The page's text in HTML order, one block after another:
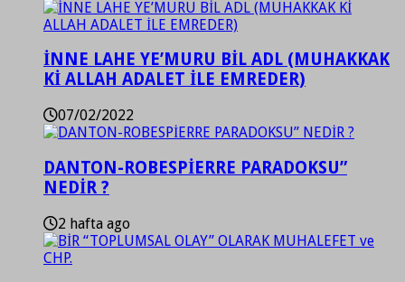
İNNE LAHE YE’MURU BİL ADL (MUHAKKAK
Kİ ALLAH ADALET İLE EMREDER)
07/02/2022
DANTON-ROBESPİERRE PARADOKSU”
NEDİR ?
2 hafta ago